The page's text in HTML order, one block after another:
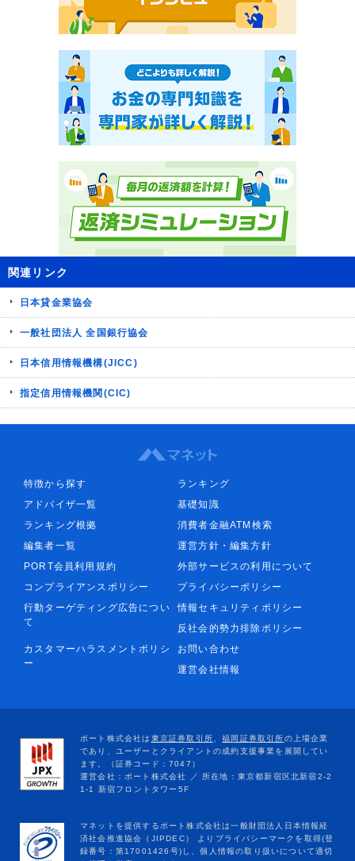
関連リンク
日本貸金業協会
一般社団法人 全国銀行協会
日本信用情報機構(JICC)
指定信用情報機関(CIC)
特徴から探す
ランキング
アドバイザ一覧
基礎知識
ランキング根拠
消費者金融ATM検索
編集者一覧
運営方針・編集方針
PORT会員利用規約
外部サービスの利用について
コンプライアンスポリシー
プライバシーポリシー
行動ターゲティング広告につい
て
情報セキュリティポリシー
反社会的勢力排除ポリシー
カスタマーハラスメントポリシ
ー
お問い合わせ
運営会社情報